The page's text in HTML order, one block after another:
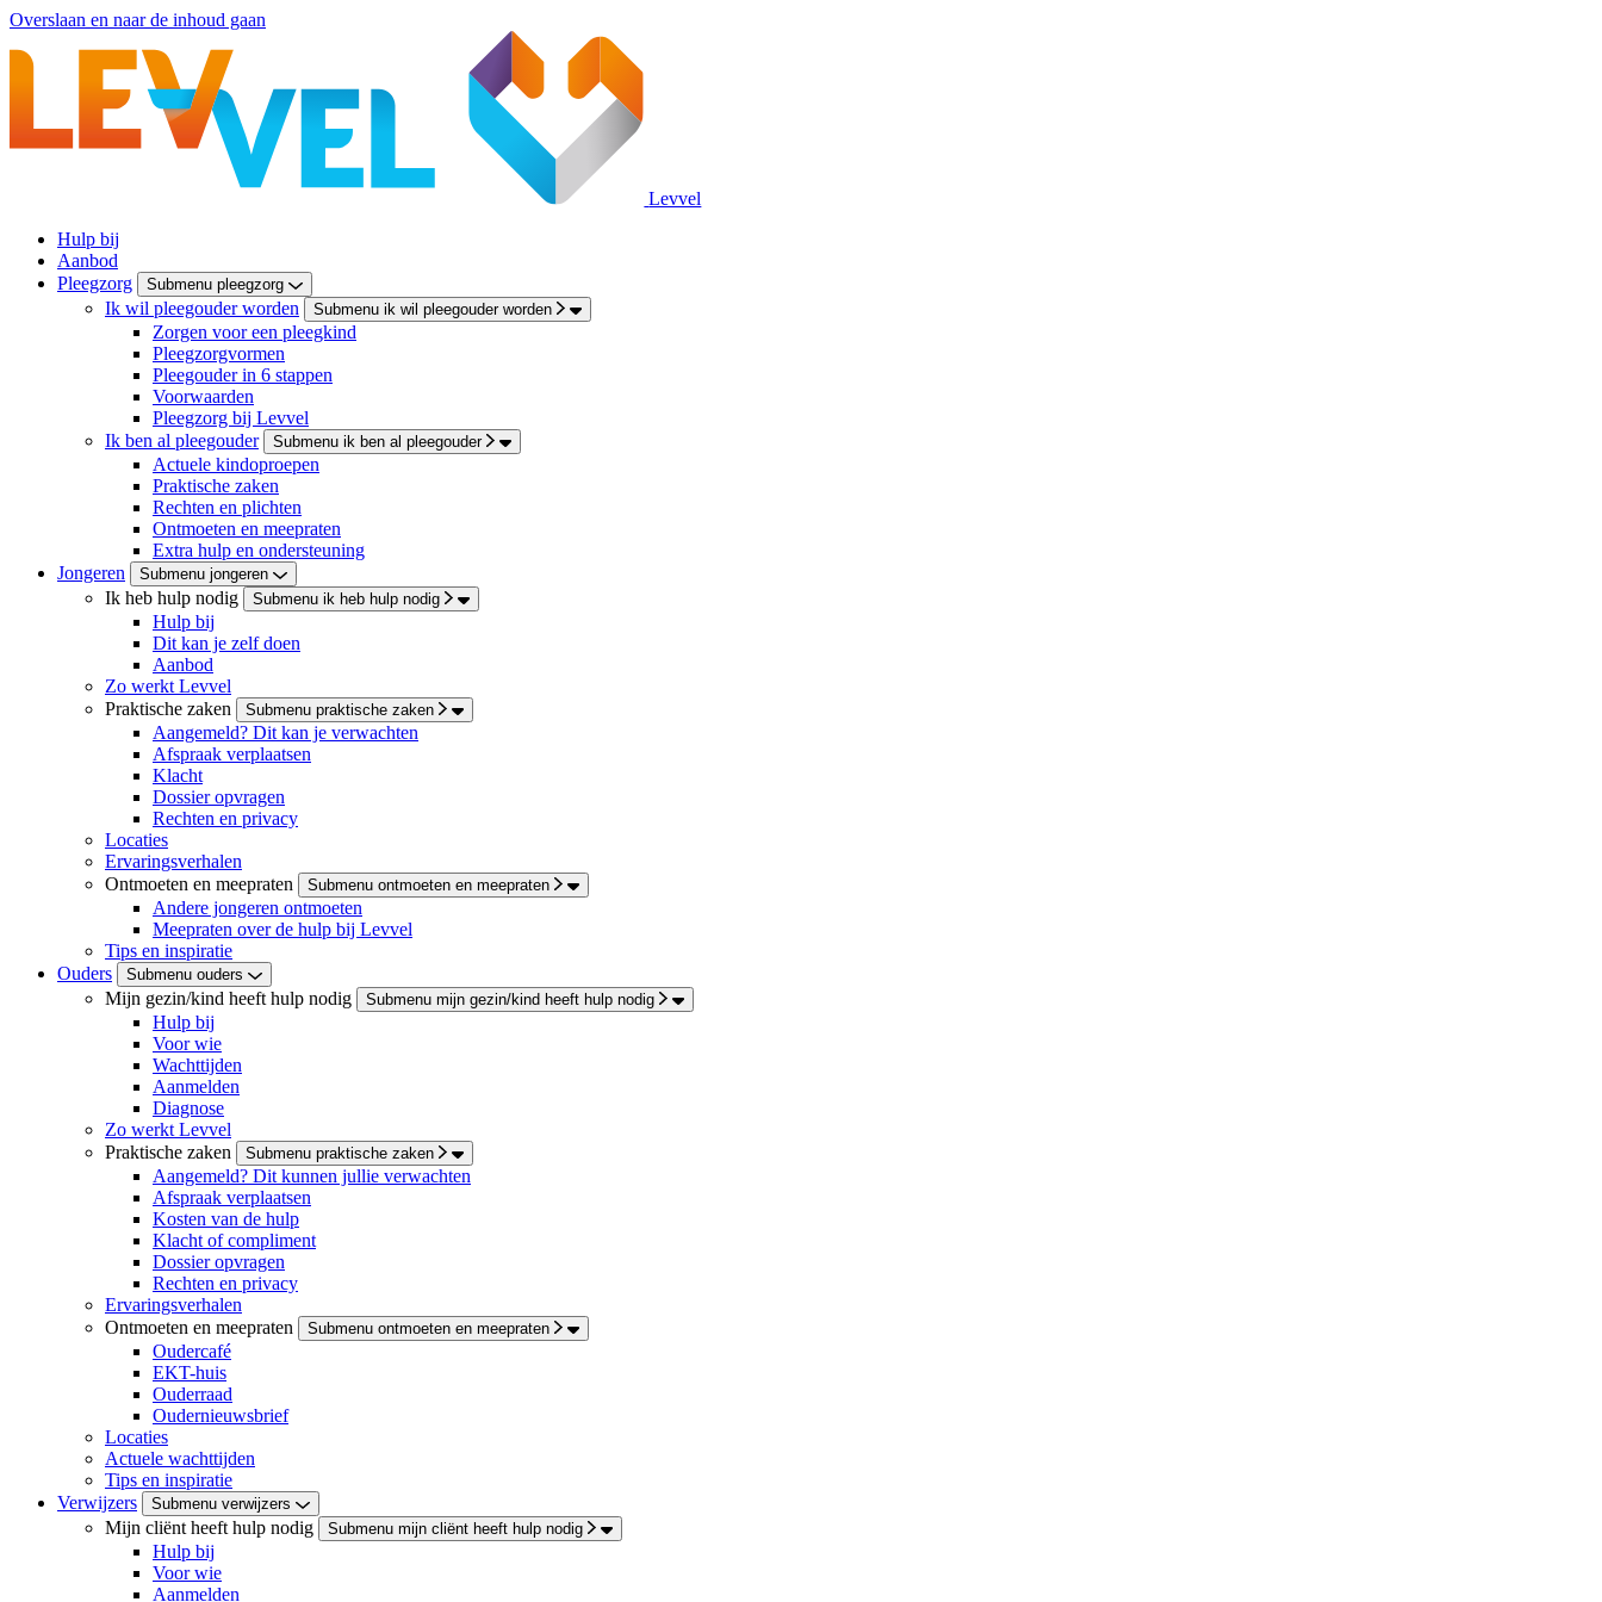
Overslaan en naar de inhoud gaan
Levvel
Hulp bij
Aanbod
Pleegzorg
Submenu pleegzorg
Ik wil pleegouder worden Submenu ik wil pleegouder worden
Zorgen voor een pleegkind
Pleegzorgvormen
Pleegouder in 6 stappen
Voorwaarden
Pleegzorg bij Levvel
Ik ben al pleegouder
Submenu ik ben al pleegouder
Actuele kindoproepen
Praktische zaken
Rechten en plichten
Ontmoeten en meepraten
Extra hulp en ondersteuning
Jongeren
Submenu jongeren
Ik heb hulp nodig Submenu ik heb hulp nodig
Hulp bij
Dit kan je zelf doen
Aanbod
Zo werkt Levvel
Praktische zaken
Submenu praktische zaken
Aangemeld? Dit kan je verwachten
Afspraak verplaatsen
Klacht
Dossier opvragen
Rechten en privacy
Locaties
Ervaringsverhalen
Ontmoeten en meepraten
Submenu ontmoeten en meepraten
Andere jongeren ontmoeten
Meepraten over de hulp bij Levvel
Tips en inspiratie
Ouders
Submenu ouders
Mijn gezin/kind heeft hulp nodig Submenu mijn gezin/kind heeft hulp nodig
Hulp bij
Voor wie
Wachttijden
Aanmelden
Diagnose
Zo werkt Levvel
Praktische zaken
Submenu praktische zaken
Aangemeld? Dit kunnen jullie verwachten
Afspraak verplaatsen
Kosten van de hulp
Klacht of compliment
Dossier opvragen
Rechten en privacy
Ervaringsverhalen
Ontmoeten en meepraten
Submenu ontmoeten en meepraten
Oudercafé
EKT-huis
Ouderraad
Oudernieuwsbrief
Locaties
Actuele wachttijden
Tips en inspiratie
Verwijzers
Submenu verwijzers
Mijn cliënt heeft hulp nodig Submenu mijn cliënt heeft hulp nodig
Hulp bij
Voor wie
Aanmelden